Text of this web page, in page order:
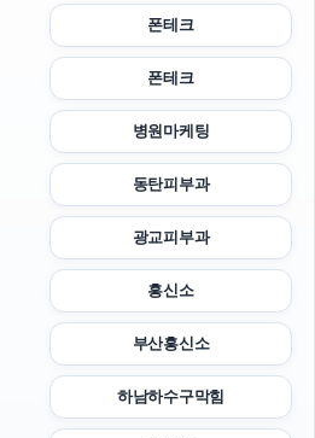
폰테크
폰테크
병원마케팅
동탄피부과
광교피부과
흥신소
부산흥신소
하남하수구막힘